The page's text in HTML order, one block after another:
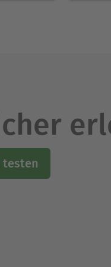
testen